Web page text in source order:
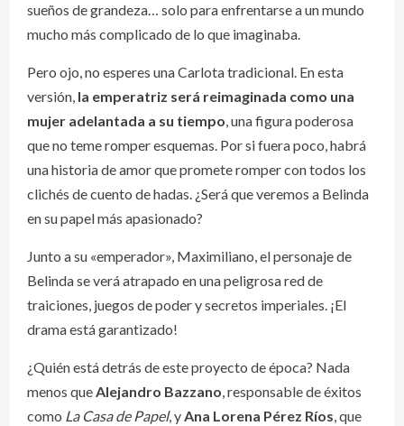
sueños de grandeza… solo para enfrentarse a un mundo
mucho más complicado de lo que imaginaba.
Pero ojo, no esperes una Carlota tradicional. En esta
versión, la emperatriz será reimaginada como una
mujer adelantada a su tiempo, una figura poderosa
que no teme romper esquemas. Por si fuera poco, habrá
una historia de amor que promete romper con todos los
clichés de cuento de hadas. ¿Será que veremos a Belinda
en su papel más apasionado?
Junto a su «emperador», Maximiliano, el personaje de
Belinda se verá atrapado en una peligrosa red de
traiciones, juegos de poder y secretos imperiales. ¡El
drama está garantizado!
¿Quién está detrás de este proyecto de época? Nada
menos queAlejandro Bazzano, responsable de éxitos
como La Casa de Papel, yAna Lorena Pérez Ríos, que